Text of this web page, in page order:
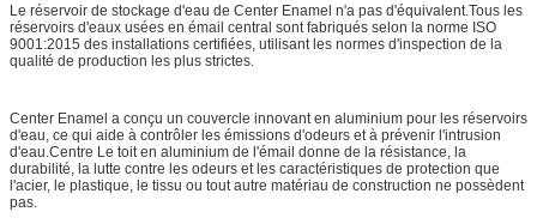
Le réservoir de stockage d'eau de Center Enamel n'a pas d'équivalent.Tous les
réservoirs d'eaux usées en émail central sont fabriqués selon la norme ISO
9001:2015 des installations certifiées, utilisant les normes d'inspection de la
qualité de production les plus strictes.
Center Enamel a conçu un couvercle innovant en aluminium pour les réservoirs
d'eau, ce qui aide à contrôler les émissions d'odeurs et à prévenir l'intrusion
d'eau.Centre Le toit en aluminium de l'émail donne de la résistance, la
durabilité, la lutte contre les odeurs et les caractéristiques de protection que
l'acier, le plastique, le tissu ou tout autre matériau de construction ne possèdent
pas.